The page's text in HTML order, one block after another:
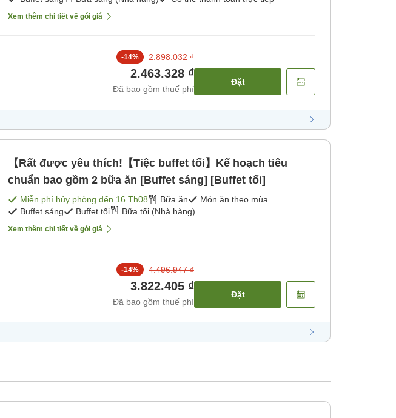
Xem thêm chi tiết về gói giá
-14% 2.898.032 ₫
2.463.328 ₫
Đã bao gồm thuế phí
Đặt
【Rất được yêu thích!【Tiệc buffet tối】Kế hoạch tiêu
chuẩn bao gồm 2 bữa ăn [Buffet sáng] [Buffet tối]
Miễn phí hủy phòng đến 16 Th08 Bữa ăn
Món ăn theo mùa
Buffet sáng
Buffet tối Bữa tối (Nhà hàng)
Xem thêm chi tiết về gói giá
-14% 4.496.947 ₫
3.822.405 ₫
Đã bao gồm thuế phí
Đặt